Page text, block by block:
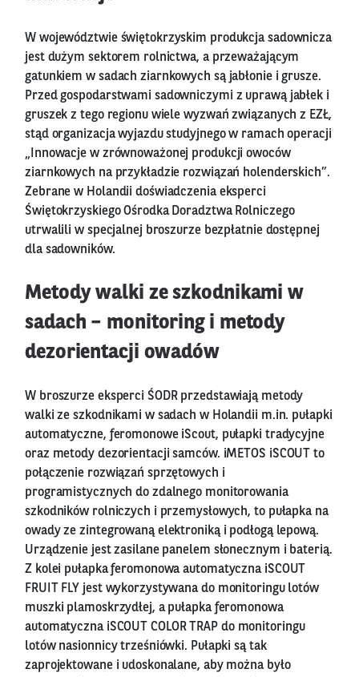
W województwie świętokrzyskim produkcja sadownicza
jest dużym sektorem rolnictwa, a przeważającym
gatunkiem w sadach ziarnkowych są jabłonie i grusze.
Przed gospodarstwami sadowniczymi z uprawą jabłek i
gruszek z tego regionu wiele wyzwań związanych z EZŁ,
stąd organizacja wyjazdu studyjnego w ramach operacji
„Innowacje w zrównoważonej produkcji owoców
ziarnkowych na przykładzie rozwiązań holenderskich”.
Zebrane w Holandii doświadczenia eksperci
Świętokrzyskiego Ośrodka Doradztwa Rolniczego
utrwalili w specjalnej broszurze bezpłatnie dostępnej
dla sadowników.
Metody walki ze szkodnikami w
sadach – monitoring i metody
dezorientacji owadów
W broszurze eksperci ŚODR przedstawiają metody
walki ze szkodnikami w sadach w Holandii m.in. pułapki
automatyczne, feromonowe iScout, pułapki tradycyjne
oraz metody dezorientacji samców. iMETOS iSCOUT to
połączenie rozwiązań sprzętowych i
programistycznych do zdalnego monitorowania
szkodników rolniczych i przemysłowych, to pułapka na
owady ze zintegrowaną elektroniką i podłogą lepową.
Urządzenie jest zasilane panelem słonecznym i baterią.
Z kolei pułapka feromonowa automatyczna iSCOUT
FRUIT FLY jest wykorzystywana do monitoringu lotów
muszki plamoskrzydłej, a pułapka feromonowa
automatyczna iSCOUT COLOR TRAP do monitoringu
lotów nasionnicy trześniówki. Pułapki są tak
zaprojektowane i udoskonalane, aby można było